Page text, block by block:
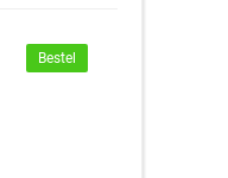
Bestel